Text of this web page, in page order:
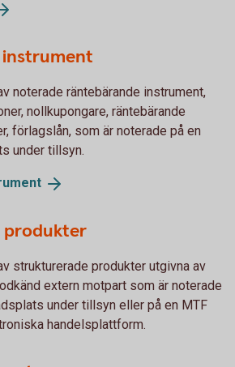
instrument
noterade räntebärande instrument,
nollkupongare, räntebärande
förlagslån, som är noterade på en
under tillsyn.
produkter
strukturerade produkter utgivna av
extern motpart som är noterade
under tillsyn eller på en MTF
handelsplattform.